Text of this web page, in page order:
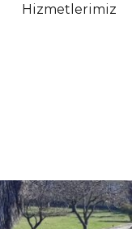
Hizmetlerimiz